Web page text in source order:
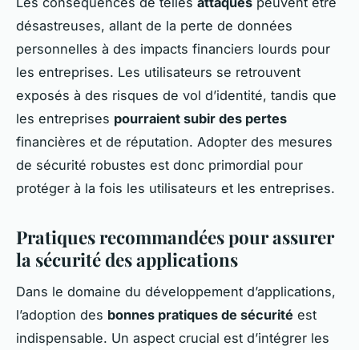
désastreuses, allant de la perte de données
personnelles à des impacts financiers lourds pour
les entreprises. Les utilisateurs se retrouvent
exposés à des risques de vol d’identité, tandis que
les entreprises pourraient subir des pertes
financières et de réputation. Adopter des mesures
de sécurité robustes est donc primordial pour
protéger à la fois les utilisateurs et les entreprises.
Pratiques recommandées pour assurer
la sécurité des applications
Dans le domaine du développement d’applications,
l’adoption des bonnes pratiques de sécurité est
indispensable. Un aspect crucial est d’intégrer les